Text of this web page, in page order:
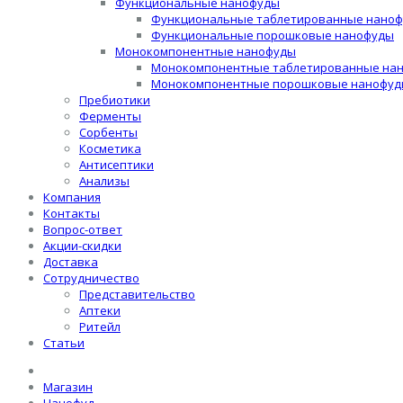
Функциональные таблетированные
Функциональные порошковые нанофуды
Монокомпонентные нанофуды
Монокомпонентные таблетированные
Монокомпонентные порошковые
Пребиотики
Ферменты
Сорбенты
Косметика
Антисептики
Анализы
Компания
Контакты
Вопрос-ответ
Акции-скидки
Доставка
Сотрудничество
Представительство
Аптеки
Ритейл
Статьи
Магазин